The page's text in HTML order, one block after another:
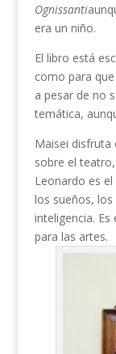
Ognissanti
era un niño.
El libro está
como para
a pesar de no
temática,
Maisei disfruta
sobre el
Leonardo es
los sueños,
inteligencia.
para las artes.